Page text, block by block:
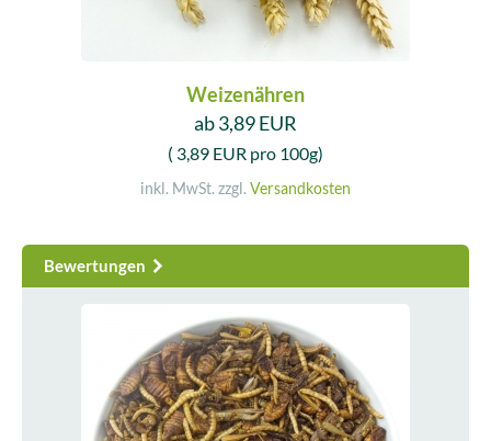
Weizenähren
ab 3,89 EUR
( 3,89 EUR pro 100g)
inkl. MwSt. zzgl. Versandkosten
Bewertungen